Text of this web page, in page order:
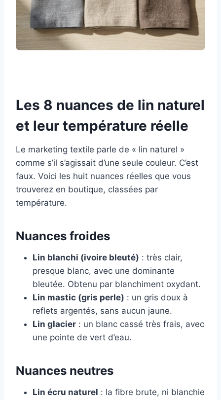
Les 8 nuances de lin naturel
et leur température réelle
Le marketing textile parle de « lin naturel »
comme s’il s’agissait d’une seule couleur. C’est
faux. Voici les huit nuances réelles que vous
trouverez en boutique, classées par
température.
Nuances froides
Lin blanchi (ivoire bleuté) : très clair,
presque blanc, avec une dominante
bleutée. Obtenu par blanchiment oxydant.
Lin mastic (gris perle) : un gris doux à
reflets argentés, sans aucun jaune.
Lin glacier : un blanc cassé très frais, avec
une pointe de vert d’eau.
Nuances neutres
Lin écru naturel : la fibre brute, ni blanchie